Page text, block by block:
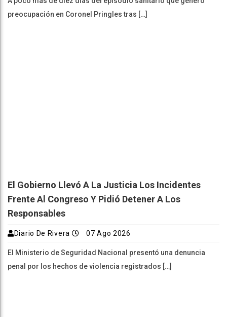
preocupación en Coronel Pringles tras […]
El Gobierno Llevó A La Justicia Los Incidentes
Frente Al Congreso Y Pidió Detener A Los
Responsables
Diario De Rivera 07 Ago 2026
El Ministerio de Seguridad Nacional presentó una denuncia
penal por los hechos de violencia registrados […]